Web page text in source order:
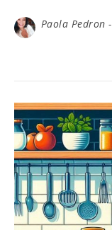
Paola Pedron